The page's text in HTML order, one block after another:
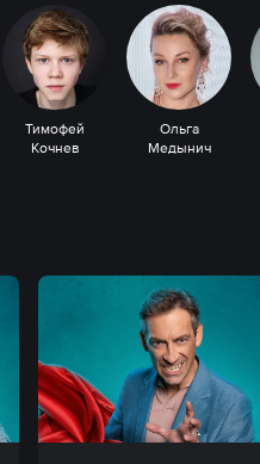
Тимофей
Кочнев
Ольга
Медынич